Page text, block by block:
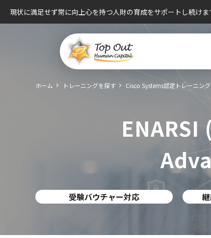
現状に満足せず常に向上心を持つ人財の育成をサポートし続けま
ホーム トレーニングを探す Cisco Systems認定トレーニング
受験バウチャー対応